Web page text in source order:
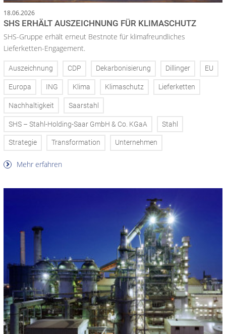
18.06.2026
SHS ERHÄLT AUSZEICHNUNG FÜR KLIMASCHUTZ
SHS-Gruppe erhält erneut Bestnote für klimafreundliches
Lieferketten-Engagement.
Auszeichnung CDP Dekarbonisierung Dillinger EU
Europa ING Klima Klimaschutz Lieferketten
Nachhaltigkeit Saarstahl
SHS – Stahl-Holding-Saar GmbH & Co. KGaA Stahl
Strategie Transformation Unternehmen
Mehr erfahren